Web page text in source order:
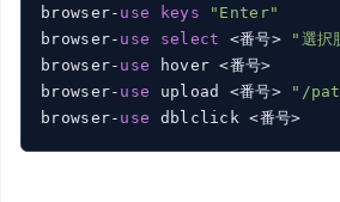
browser- use keys "Enter"
browser- use select <番号> "選択
browser- use hover <
browser- use upload <番号> "/
browser- use dblclick <